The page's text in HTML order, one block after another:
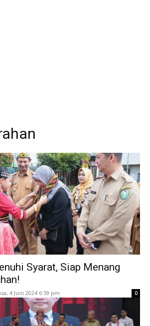
Syarat, Siap Menang
4 Juni 2024 6:59 pm 0